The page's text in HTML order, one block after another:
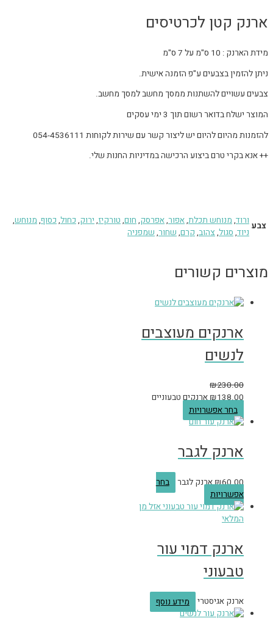
ארנק קטן לכרטיסים
מידת הארנק : 10 ס"מ על 7 ס"מ
ניתן להזמין בצבעים ע"פ הזמנה אישית.
צבעים עשויים להשתנות ממסך מחשב למסך מחשב.
המוצר ישלח בדואר רשום תוך 3 ימי עסקים
להזמנות מהיום להיום יש ליצור קשר עם שירות לקוחות 054-4536111
++ אנא בקרי טרם ביצוע הרכישה במדיניות החנות שלי.
צבע ורוד,מנוחש תכלת,אפור,אפרסק,חום,טורקיז,ירוק,כחול,כסוף,מנוחש,
ניוד,סגול,צהוב,קרם,שחור,שמפניה
מוצרים קשורים
ארנקים מעוצבים
לנשים
₪230.00
₪138.00
ארנקים טבעוניים
בחר אפשרויות
ארנק לגבר
₪60.00 ארנק לגבר
בחר
אפשרויות
אזל מן
המלאי
ארנק דמוי עור
טבעוני
ארנק אגיסטרי מידע נוסף